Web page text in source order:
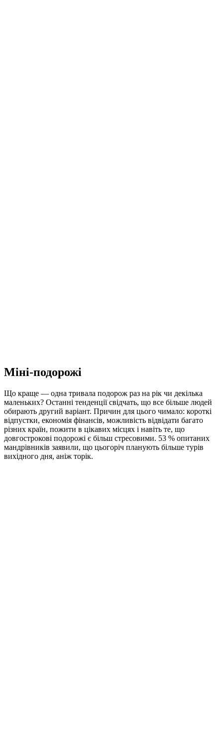
Міні-подорожі
Що краще — одна тривала подорож раз на рік чи декілька
маленьких? Останні тенденції свідчать, що все більше людей
обирають другий варіант. Причин для цього чимало: короткі
відпустки, економія фінансів, можливість відвідати багато
різних країн, пожити в цікавих місцях і навіть те, що
довгострокові подорожі є більш стресовими. 53 % опитаних
мандрівників заявили, що цьогоріч планують більше турів
вихідного дня, аніж торік.